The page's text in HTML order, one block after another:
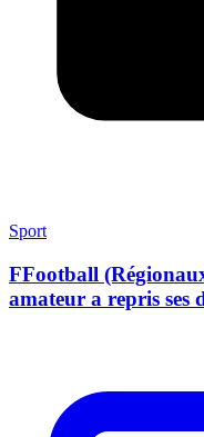
Sport
FFootball
amateur a repris ses